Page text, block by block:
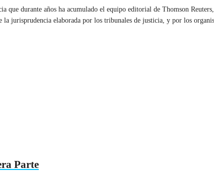
que durante años ha acumulado el equipo editorial de Thomson
jurisprudencia elaborada por los tribunales de justicia, y por los
Parte